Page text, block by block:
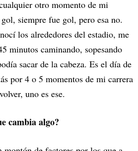
otro momento de mi
siempre fue gol, pero esa no.
los alrededores del estadio, me
minutos caminando, sopesando
sacar de la cabeza. Es el día de
por 4 o 5 momentos de mi carrera
uno es ese.
cambia algo?